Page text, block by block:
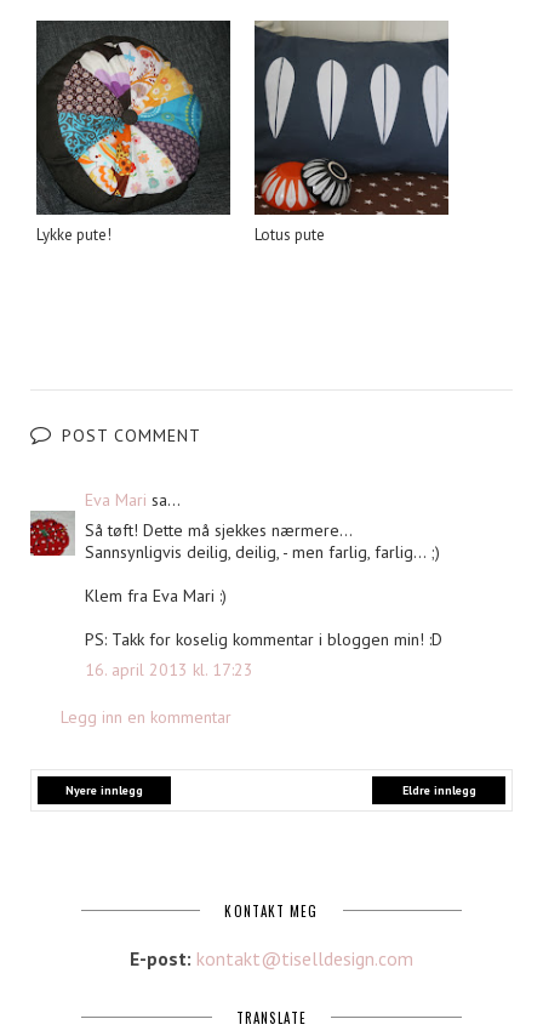
Lykke pute! Lotus pute
POST COMMENT
Eva Mari sa...
Så tøft! Dette må sjekkes nærmere...
Sannsynligvis deilig, deilig, - men farlig, farlig... ;)
Klem fra Eva Mari :)
PS: Takk for koselig kommentar i bloggen min! :D
16. april 2013 kl. 17:23
Legg inn en kommentar
Nyere innlegg Eldre innlegg
KONTAKT MEG
E-post: kontakt@tiselldesign.com
TRANSLATE